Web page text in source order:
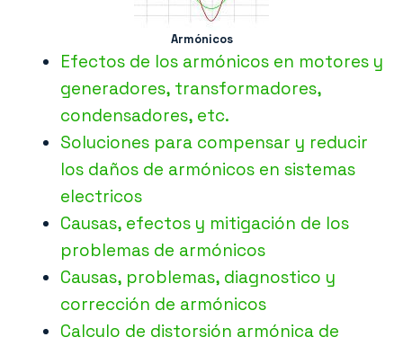
Armónicos
Efectos de los armónicos en motores y
generadores, transformadores,
condensadores, etc.
Soluciones para compensar y reducir
los daños de armónicos en sistemas
electricos
Causas, efectos y mitigación de los
problemas de armónicos
Causas, problemas, diagnostico y
corrección de armónicos
Calculo de distorsión armónica de